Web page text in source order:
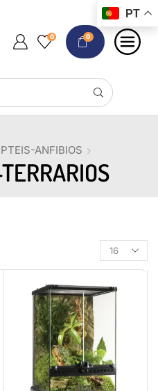
0 0
ANFIBIOS
PT